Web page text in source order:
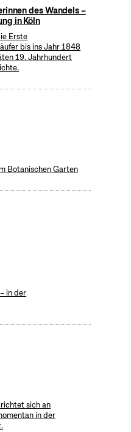
des Wandels –
in Köln
Erste
bis ins Jahr 1848
19. Jahrhundert
Botanischen Garten
in der
sich an
in der